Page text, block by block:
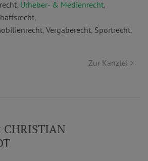
, Urheber- & Medienrecht,
,
, Vergaberecht, Sportrecht,
Zur Kanzlei >